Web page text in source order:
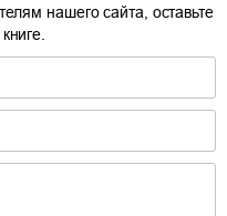
нашего сайта, оставьте